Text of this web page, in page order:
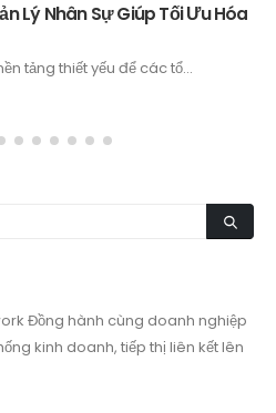
Lý Nhân Sự Giúp Tối Ưu Hóa
tảng thiết yếu để các tổ...
Đồng hành cùng doanh nghiệp
kinh doanh, tiếp thị liên kết lên